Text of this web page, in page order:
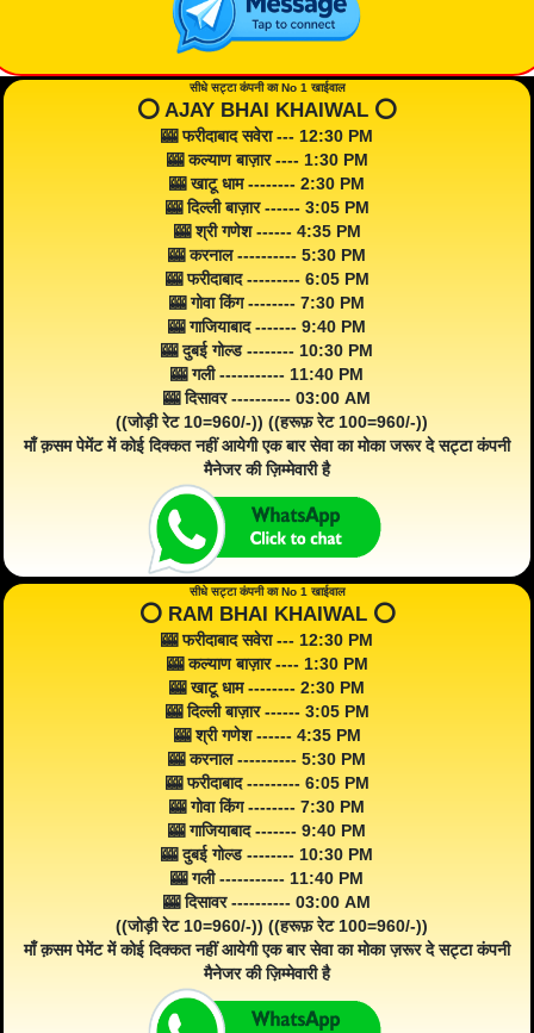
सीधे सट्टा कंपनी का No 1 खाईवाल
⭕️ AJAY BHAI KHAIWAL ⭕️
🎰 फरीदाबाद सवेरा --- 12:30 PM
🎰 कल्याण बाज़ार ---- 1:30 PM
🎰 खाटू धाम -------- 2:30 PM
🎰 दिल्ली बाज़ार ------ 3:05 PM
🎰 श्री गणेश ------ 4:35 PM
🎰 करनाल ---------- 5:30 PM
🎰 फरीदाबाद --------- 6:05 PM
🎰 गोवा किंग -------- 7:30 PM
🎰 गाजियाबाद ------- 9:40 PM
🎰 दुबई गोल्ड -------- 10:30 PM
🎰 गली ----------- 11:40 PM
🎰 दिसावर ---------- 03:00 AM
((जोड़ी रेट 10=960/-)) ((हरूफ़ रेट 100=960/-))
माँ क़सम पेमेंट में कोई दिक्कत नहीं आयेगी एक बार सेवा का मोका जरूर दे सट्टा कंपनी
मैनेजर की ज़िम्मेवारी है
सीधे सट्टा कंपनी का No 1 खाईवाल
⭕️ RAM BHAI KHAIWAL ⭕️
🎰 फरीदाबाद सवेरा --- 12:30 PM
🎰 कल्याण बाज़ार ---- 1:30 PM
🎰 खाटू धाम -------- 2:30 PM
🎰 दिल्ली बाज़ार ------ 3:05 PM
🎰 श्री गणेश ------ 4:35 PM
🎰 करनाल ---------- 5:30 PM
🎰 फरीदाबाद --------- 6:05 PM
🎰 गोवा किंग -------- 7:30 PM
🎰 गाजियाबाद ------- 9:40 PM
🎰 दुबई गोल्ड -------- 10:30 PM
🎰 गली ----------- 11:40 PM
🎰 दिसावर ---------- 03:00 AM
((जोड़ी रेट 10=960/-)) ((हरूफ़ रेट 100=960/-))
माँ क़सम पेमेंट में कोई दिक्कत नहीं आयेगी एक बार सेवा का मोका ज़रूर दे सट्टा कंपनी
मैनेजर की ज़िम्मेवारी है